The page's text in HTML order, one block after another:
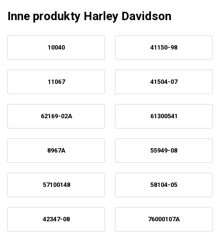
Inne produkty Harley Davidson
10040 41150-98
11067 41504-07
62169-02A 61300541
8967A 55949-08
57100148 58104-05
42347-08 76000107A